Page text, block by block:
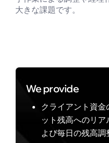
大きな課題です。
We provide
クライアント資
ット残高へのリ
よび毎日の残高調